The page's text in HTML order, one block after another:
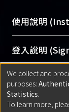
用逐年攀升。
Archive）平
含部分內
助與合作
意提供此授
Please
original
grant the
若欲上傳已
使用說明
網站簡介
使用手冊
線上預約服
登入說明
方案一：臺
(With
方案二：
匯入著作
方案一：定
We collect and
purposes:
Statistics.
To learn more,